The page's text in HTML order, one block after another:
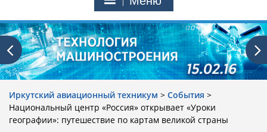
Иркутский авиационный техникум > События >
Национальный центр «Россия» открывает «Уроки
географии»: путешествие по картам великой страны